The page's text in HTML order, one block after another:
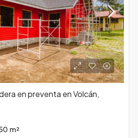
en preventa en Volcán,
m²